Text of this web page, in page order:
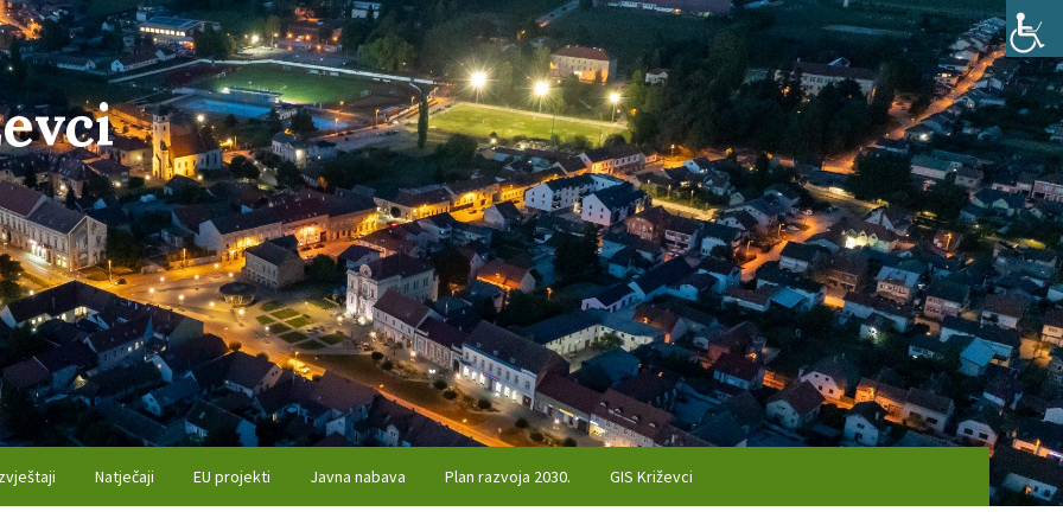
Natječaji EU projekti Javna nabava Plan razvoja 2030. GIS Križevci